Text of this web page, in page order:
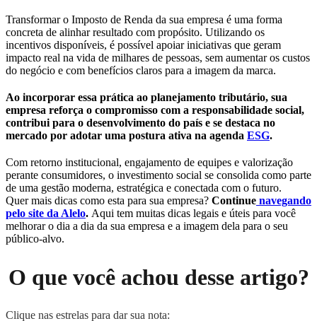
Transformar o Imposto de Renda da sua empresa é uma forma
concreta de alinhar resultado com propósito. Utilizando os
incentivos disponíveis, é possível apoiar iniciativas que geram
impacto real na vida de milhares de pessoas, sem aumentar os custos
do negócio e com benefícios claros para a imagem da marca.
Ao incorporar essa prática ao planejamento tributário, sua
empresa reforça o compromisso com a responsabilidade social,
contribui para o desenvolvimento do país e se destaca no
mercado por adotar uma postura ativa na agenda ESG.
Com retorno institucional, engajamento de equipes e valorização
perante consumidores, o investimento social se consolida como parte
de uma gestão moderna, estratégica e conectada com o futuro.
Quer mais dicas como esta para sua empresa? Continue navegando
pelo site da Alelo. Aqui tem muitas dicas legais e úteis para você
melhorar o dia a dia da sua empresa e a imagem dela para o seu
público-alvo.
O que você achou desse artigo?
Clique nas estrelas para dar sua nota: